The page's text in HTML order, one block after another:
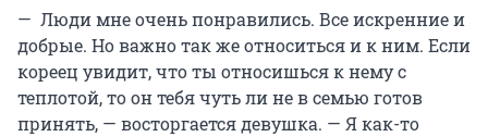
— Люди мне очень понравились. Все искренние и
добрые. Но важно так же относиться и к ним. Если
кореец увидит, что ты относишься к нему с
теплотой, то он тебя чуть ли не в семью готов
принять, — восторгается девушка. — Я как-то